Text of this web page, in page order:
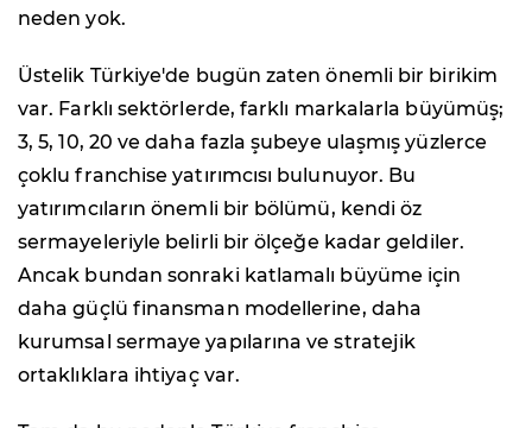
neden yok.
Üstelik Türkiye'de bugün zaten önemli bir birikim
var. Farklı sektörlerde, farklı markalarla büyümüş;
3, 5, 10, 20 ve daha fazla şubeye ulaşmış yüzlerce
çoklu franchise yatırımcısı bulunuyor. Bu
yatırımcıların önemli bir bölümü, kendi öz
sermayeleriyle belirli bir ölçeğe kadar geldiler.
Ancak bundan sonraki katlamalı büyüme için
daha güçlü finansman modellerine, daha
kurumsal sermaye yapılarına ve stratejik
ortaklıklara ihtiyaç var.